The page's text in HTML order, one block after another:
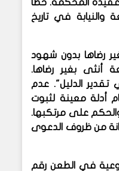
عقيدة المحكمة. خطأ
والنيابة في تاريخ
رضاها بدون شهود
أنثى بغير رضاها.
الدليل". عدم
أدلة معينة لثبوت
على مرتكبها.
من ظروف الدعوى
في الطعن رقم